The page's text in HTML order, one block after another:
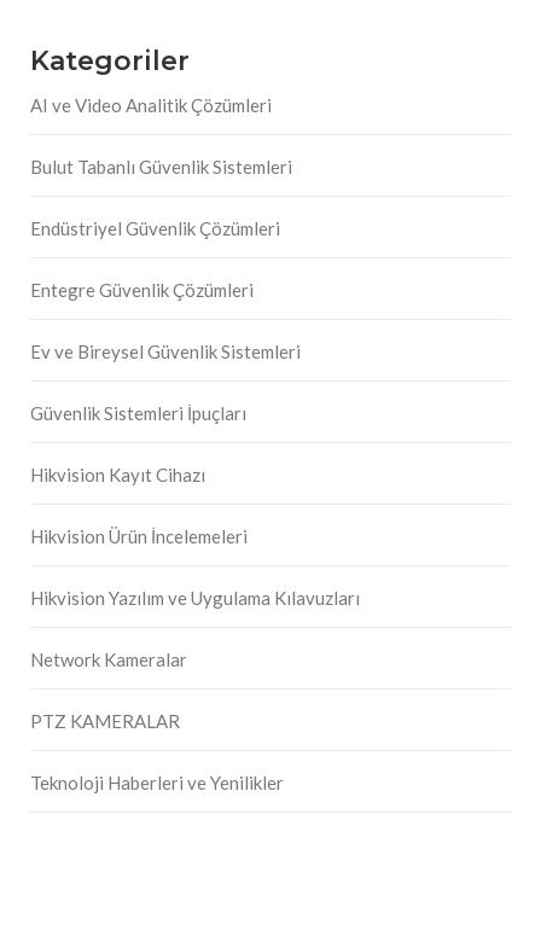
Kategoriler
AI ve Video Analitik Çözümleri
Bulut Tabanlı Güvenlik Sistemleri
Endüstriyel Güvenlik Çözümleri
Entegre Güvenlik Çözümleri
Ev ve Bireysel Güvenlik Sistemleri
Güvenlik Sistemleri İpuçları
Hikvision Kayıt Cihazı
Hikvision Ürün İncelemeleri
Hikvision Yazılım ve Uygulama Kılavuzları
Network Kameralar
PTZ KAMERALAR
Teknoloji Haberleri ve Yenilikler